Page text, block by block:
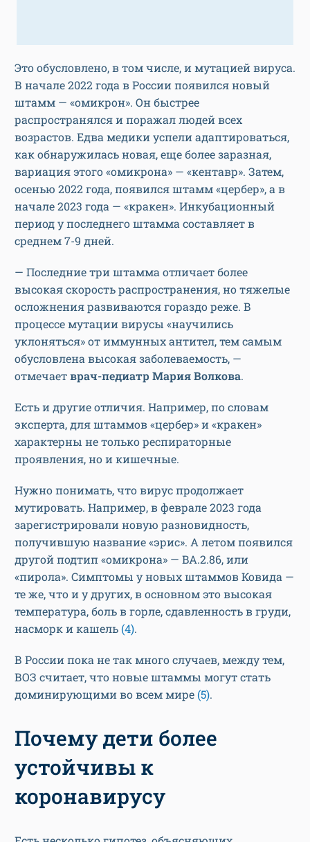
Это обусловлено, в том числе, и мутацией вируса.
В начале 2022 года в России появился новый
штамм — «омикрон». Он быстрее
распространялся и поражал людей всех
возрастов. Едва медики успели адаптироваться,
как обнаружилась новая, еще более заразная,
вариация этого «омикрона» — «кентавр». Затем,
осенью 2022 года, появился штамм «цербер», а в
начале 2023 года — «кракен». Инкубационный
период у последнего штамма составляет в
среднем 7-9 дней.
— Последние три штамма отличает более
высокая скорость распространения, но тяжелые
осложнения развиваются гораздо реже. В
процессе мутации вирусы «научились
уклоняться» от иммунных антител, тем самым
обусловлена высокая заболеваемость, —
отмечаетврач-педиатр Мария Волкова.
Есть и другие отличия. Например, по словам
эксперта, для штаммов «цербер» и «кракен»
характерны не только респираторные
проявления, но и кишечные.
Нужно понимать, что вирус продолжает
мутировать. Например, в феврале 2023 года
зарегистрировали новую разновидность,
получившую название «эрис». А летом появился
другой подтип «омикрона» — BA.2.86, или
«пирола». Симптомы у новых штаммов Ковида —
те же, что и у других, в основном это высокая
температура, боль в горле, сдавленность в груди,
насморк и кашель (4).
В России пока не так много случаев, между тем,
ВОЗ считает, что новые штаммы могут стать
доминирующими во всем мире (5).
Почему дети более
устойчивы к
коронавирусу